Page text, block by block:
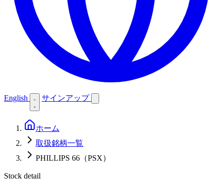
English サインアップ
ホーム
取扱銘柄一覧
PHILLIPS 66（PSX）
Stock detail